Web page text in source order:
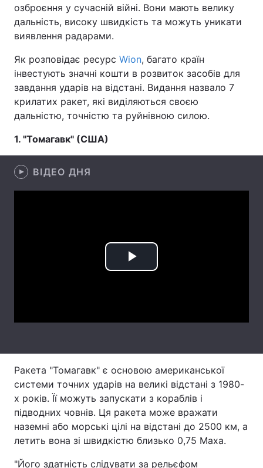
Україна Політика
Економіка
Спорт Наука
Техно і зв'язок Лайт
Зброя Інциденти
Здоров'я
Цікавинки
Екологія Регіони
Статті
Послуги
озброєння у сучасній війні. Вони мають велику
дальність, високу швидкість та можуть уникати
виявлення радарами.
Як розповідає ресурс Wion, багато країн
інвестують значні кошти в розвиток засобів для
завдання ударів на відстані. Видання назвало 7
крилатих ракет, які виділяються своєю
дальністю, точністю та руйнівною силою.
1. "Томагавк" (США)
ВІДЕО ДНЯ
Play
Ракета "Томагавк" є основою американської
системи точних ударів на великі відстані з 1980-
х років. Її можуть запускати з кораблів і
підводних човнів. Ця ракета може вражати
наземні або морські цілі на відстані до 2500 км, а
летить вона зі швидкістю близько 0,75 Маха.
"Його здатність слідувати за рельєфом